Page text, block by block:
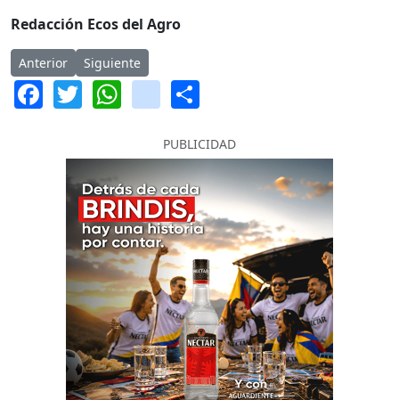
Redacción Ecos del Agro
Artículo anterior: MinAgricultura y los siete años del Acuerdo
Anterior Artículo siguiente: Colombia asegura producción de
Siguiente
Facebook
Twitter
WhatsApp
instagram
PUBLICIDAD